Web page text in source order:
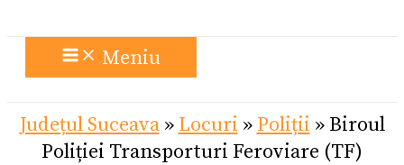
Meniu
Județul Suceava» Locuri » Poliții » Biroul
Poliției Transporturi Feroviare (TF)